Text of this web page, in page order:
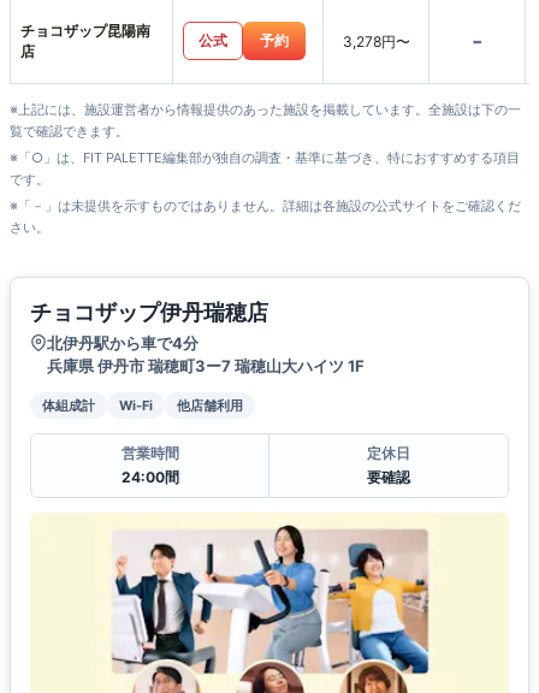
チョコザップ昆陽南
店
公式 予約 3,278円〜 -
※上記には、施設運営者から情報提供のあった施設を掲載しています。全施設は下の一
覧で確認できます。
※「○」は、FIT PALETTE編集部が独自の調査・基準に基づき、特におすすめする項目
です。
※「－」は未提供を示すものではありません。詳細は各施設の公式サイトをご確認くだ
さい。
チョコザップ伊丹瑞穂店
北伊丹駅から車で4分
兵庫県 伊丹市 瑞穂町3ー7 瑞穂山大ハイツ 1F
体組成計 Wi-Fi 他店舗利用
営業時間
24:00間
定休日
要確認